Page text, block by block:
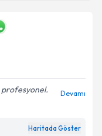
profesyonel.
Devamı
Haritada Göster